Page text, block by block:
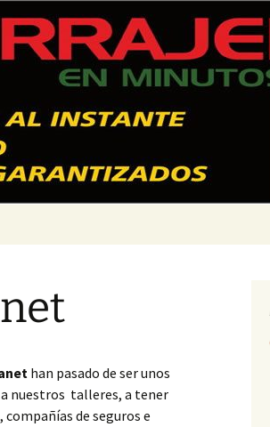
– 628
han pasado de ser unos
nuestros talleres, a tener
de seguros e